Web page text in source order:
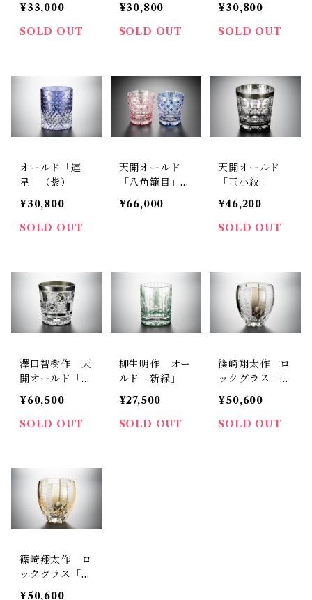
¥33,000
SOLD OUT
¥30,800
SOLD OUT
¥30,800
SOLD OUT
オールド「連
星」（紫）
¥30,800
SOLD OUT
天開オールド
「八角籠目」
（ペア）
¥66,000
天開オールド
「玉小紋」
¥46,200
SOLD OUT
澤口智樹作 天
開オールド「変
わり市松」
¥60,500
SOLD OUT
柳生明作 オー
ルド「新緑」
¥27,500
SOLD OUT
篠崎翔太作 ロ
ックグラス「モ
ノクロ」（墨
流）
¥50,600
SOLD OUT
篠崎翔太作 ロ
ックグラス「モ
ノクロ」（山
¥50,600